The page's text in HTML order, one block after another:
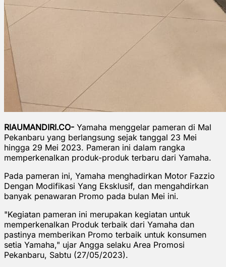
RIAUMANDIRI.CO- Yamaha menggelar pameran di Mal
Pekanbaru yang berlangsung sejak tanggal 23 Mei
hingga 29 Mei 2023. Pameran ini dalam rangka
memperkenalkan produk-produk terbaru dari Yamaha.
Pada pameran ini, Yamaha menghadirkan Motor Fazzio
Dengan Modifikasi Yang Eksklusif, dan mengahdirkan
banyak penawaran Promo pada bulan Mei ini.
"Kegiatan pameran ini merupakan kegiatan untuk
memperkenalkan Produk terbaik dari Yamaha dan
pastinya memberikan Promo terbaik untuk konsumen
setia Yamaha," ujar Angga selaku Area Promosi
Pekanbaru, Sabtu (27/05/2023).